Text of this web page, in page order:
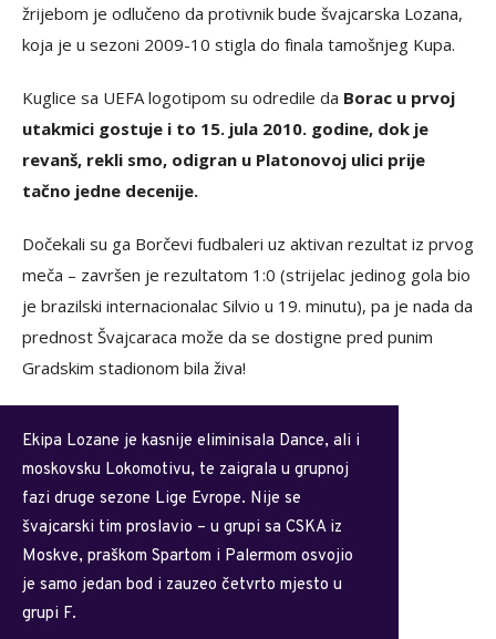
žrijebom je odlučeno da protivnik bude švajcarska Lozana,
koja je u sezoni 2009-10 stigla do finala tamošnjeg Kupa.
Kuglice sa UEFA logotipom su odredile da Borac u prvoj
utakmici gostuje i to 15. jula 2010. godine, dok je
revanš, rekli smo, odigran u Platonovoj ulici prije
tačno jedne decenije.
Dočekali su ga Borčevi fudbaleri uz aktivan rezultat iz prvog
meča – završen je rezultatom 1:0 (strijelac jedinog gola bio
je brazilski internacionalac Silvio u 19. minutu), pa je nada da
prednost Švajcaraca može da se dostigne pred punim
Gradskim stadionom bila živa!
Ekipa Lozane je kasnije eliminisala Dance, ali i
moskovsku Lokomotivu, te zaigrala u grupnoj
fazi druge sezone Lige Evrope. Nije se
švajcarski tim proslavio – u grupi sa CSKA iz
Moskve, praškom Spartom i Palermom osvojio
je samo jedan bod i zauzeo četvrto mjesto u
grupi F.